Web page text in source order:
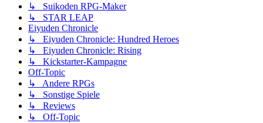
↳ Suikoden RPG-Maker
↳ STAR LEAP
Eiyuden Chronicle
↳ Eiyuden Chronicle: Hundred Heroes
↳ Eiyuden Chronicle: Rising
↳ Kickstarter-Kampagne
Off-Topic
↳ Andere RPGs
↳ Sonstige Spiele
↳ Reviews
↳ Off-Topic